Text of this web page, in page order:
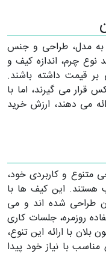
مدل، طراحی و جنس
نوع چرم، اندازه کیف و
بر قیمت داشته باشند.
قرار می گیرند، اما با
می دهند، ارزش خرید
و کاربردی خود،
هستند. این کیف ها با
طراحی شده اند و می
روزمره، جلسات کاری
با ارائه این تنوع،
با نیاز خود پیدا